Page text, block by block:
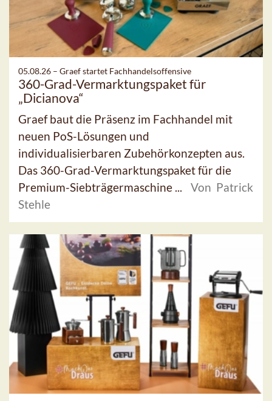
05.08.26 – Graef startet Fachhandelsoffensive
360-Grad-Vermarktungspaket für
„Dicianova“
Graef baut die Präsenz im Fachhandel mit
neuen PoS-Lösungen und
individualisierbaren Zubehörkonzepten aus.
Das 360-Grad-Vermarktungspaket für die
Premium-Siebträgermaschine ...
Von Patrick
Stehle